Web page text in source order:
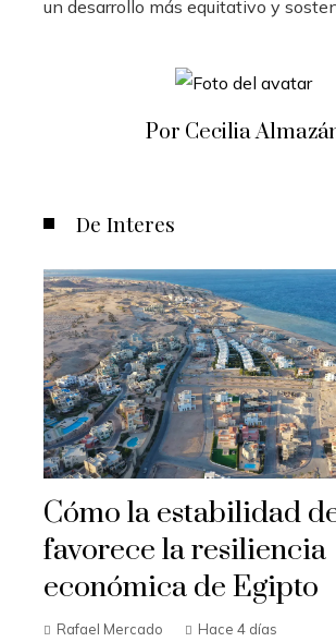
un desarrollo más equitativo y
Por Cecilia
De Interes
Cómo la estabilidad
favorece la resiliencia
económica de Egipto
Rafael Mercado Hace 4 días